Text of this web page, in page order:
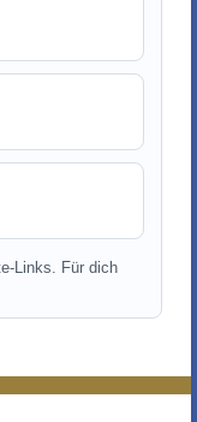
Links. Für dich